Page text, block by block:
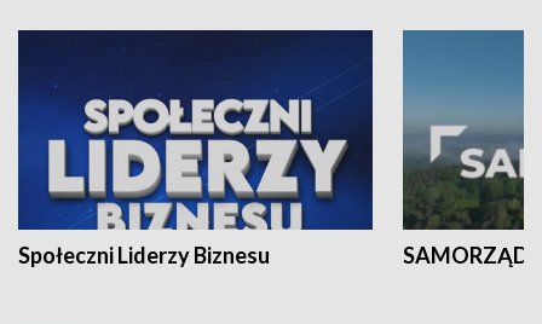
Społeczni Liderzy Biznesu SAMORZĄD